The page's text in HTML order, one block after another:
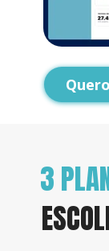
3